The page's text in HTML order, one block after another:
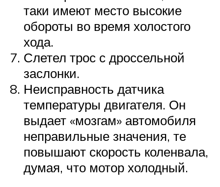
таки имеют место высокие
обороты во время холостого
хода.
Слетел трос с дроссельной
заслонки.
Неисправность датчика
температуры двигателя. Он
выдает «мозгам» автомобиля
неправильные значения, те
повышают скорость коленвала,
думая, что мотор холодный.